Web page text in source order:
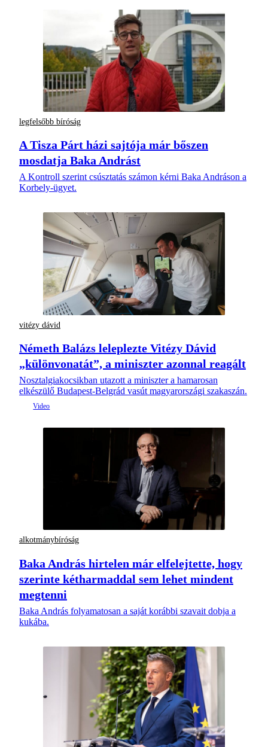
legfelsőbb bíróság
A Tisza Párt házi sajtója már bőszen
mosdatja Baka Andrást
A Kontroll szerint csúsztatás számon kérni Baka Andráson a
Korbely-ügyet.
vitézy dávid
Németh Balázs leleplezte Vitézy Dávid
„különvonatát”, a miniszter azonnal reagált
Nosztalgiakocsikban utazott a miniszter a hamarosan
elkészülő Budapest-Belgrád vasút magyarországi szakaszán.
alkotmánybíróság
Baka András hirtelen már elfelejtette, hogy
szerinte kétharmaddal sem lehet mindent
megtenni
Baka András folyamatosan a saját korábbi szavait dobja a
kukába.